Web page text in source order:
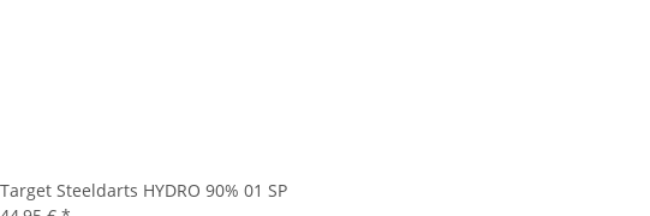
Target Steeldarts HYDRO 90% 01 SP